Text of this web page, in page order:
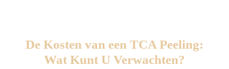
De Kosten van een TCA Peeling:
Wat Kunt U Verwachten?